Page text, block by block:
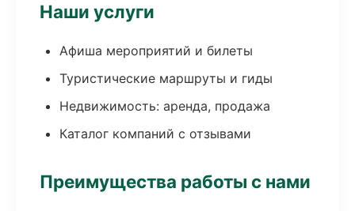
Наши услуги
Афиша мероприятий и билеты
Туристические маршруты и гиды
Недвижимость: аренда, продажа
Каталог компаний с отзывами
Преимущества работы с нами